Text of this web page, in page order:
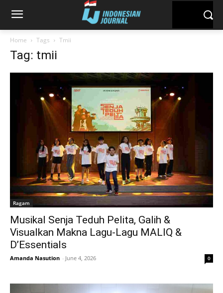
Home Tags Tmii
Tag: tmii
Ragam
Musikal Senja Teduh Pelita, Galih &
Visualkan Makna Lagu-Lagu MALIQ &
D’Essentials
Amanda Nasution - June 4, 2026 0